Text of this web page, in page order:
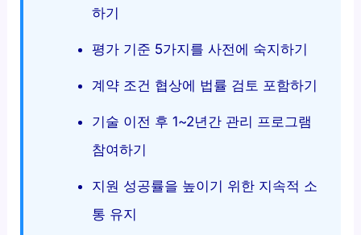
하기
평가 기준 5가지를 사전에 숙지하기
계약 조건 협상에 법률 검토 포함하기
기술 이전 후 1~2년간 관리 프로그램
참여하기
지원 성공률을 높이기 위한 지속적 소
통 유지